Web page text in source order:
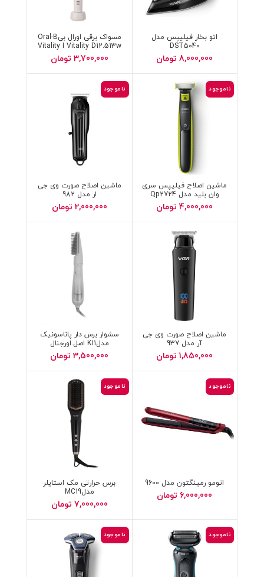
اتو بخار فیلیپس مدل
DST5040
8,000,000 تومان
مسواک برقی اورال بیOral-B
Vitality I Vitality D12.513w
D1.513w 3D White
Toothbrush
3,700,000 تومان
ناموجود
ماشین اصلاح فیلیپس سری
وان بلید مدل Qp2724
4,000,000 تومان
ناموجود
ماشین اصلاح صورت وی جی
ار مدل 982
2,000,000 تومان
ماشین اصلاح صورت وی جی
آر مدل 937
1,850,000 تومان
سشوار برس دار پاناسونیک
مدلK11 اصل.اورجنال
3,500,000 تومان
ناموجود
اتومو رمینگتون مدل 9600
6,000,000 تومان
ناموجود
برس حرارتی مک استایلر
مدلMC19
7,000,000 تومان
ناموجود ناموجود